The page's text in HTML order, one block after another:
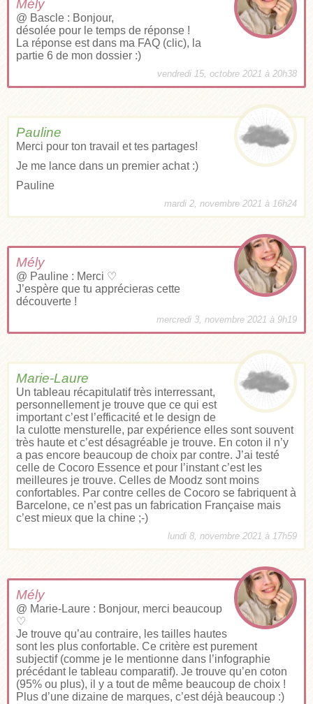
Mély
@ Bascle : Bonjour,
désolée pour le temps de réponse !
La réponse est dans ma FAQ (clic), la
partie 6 de mon dossier :)
vendredi 15, octobre 2021 à 20h38
Pauline
Merci pour ton travail et tes partages!
Je me lance dans un premier achat :)
Pauline
mardi 2, novembre 2021 à 16h24
Mély
@ Pauline : Merci ♡
J’espère que tu apprécieras cette
découverte !
mercredi 3, novembre 2021 à 9h19
Marie-Laure
Un tableau récapitulatif très interressant,
personnellement je trouve que ce qui est
important c’est l’efficacité et le design de
la culotte mensturelle, par expérience elles sont souvent
très haute et c’est désagréable je trouve. En coton il n’y
a pas encore beaucoup de choix par contre. J’ai testé
celle de Cocoro Essence et pour l’instant c’est les
meilleures je trouve. Celles de Moodz sont moins
confortables. Par contre celles de Cocoro se fabriquent à
Barcelone, ce n’est pas un fabrication Française mais
c’est mieux que la chine ;-)
lundi 8, novembre 2021 à 17h59
Mély
@ Marie-Laure : Bonjour, merci beaucoup
♡
Je trouve qu’au contraire, les tailles hautes
sont les plus confortable. Ce critère est purement
subjectif (comme je le mentionne dans l’infographie
précédant le tableau comparatif). Je trouve qu’en coton
(95% ou plus), il y a tout de même beaucoup de choix !
Plus d’une dizaine de marques, c’est déjà beaucoup :)